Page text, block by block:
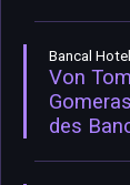
Bancal
Von
des